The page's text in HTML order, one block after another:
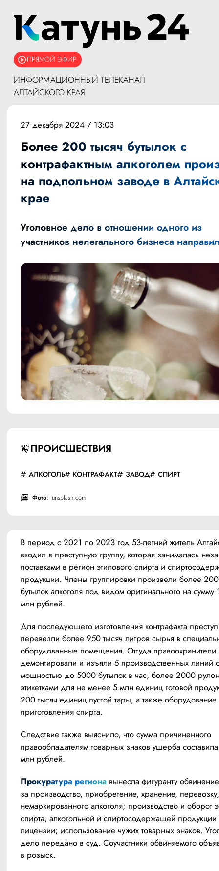
ПРЯМОЙ ЭФИР
ИНФОРМАЦИОННЫЙ ТЕЛЕКАНАЛ
АЛТАЙСКОГО КРАЯ
ПРОИСШЕСТВИЯ
АЛКОГОЛЬ КОНТРАФАКТ ЗАВОД СПИРТ
Фото: unsplash.com
27 декабря 2024 / 13:03
Более 200 тысяч бутылок с
контрафактным алкоголем
на подпольном заводе в
крае
Уголовное дело в отношении одного из
участников нелегального бизнеса
В период с 2021 по 2023 год 53-летний житель
входил в преступную группу, которая занималась
поставками в регион этилового спирта и
продукции. Члены группировки произвели более
бутылок алкоголя под видом оригинального на сумму
млн рублей.
Для последующего изготовления контрафакта
перевезли более 950 тысяч литров сырья в
оборудованные помещения. Оттуда правоохранители
демонтировали и изъяли 5 производственных линий
мощностью до 5000 бутылок в час, более 2000
этикетками для не менее 5 млн единиц готовой
200 тысяч единиц пустой тары, а также
приготовления спирта.
Следствие также выяснило, что сумма причиненного
правообладателям товарных знаков ущерба
млн рублей.
Прокуратура региона вынесла фигуранту обвинение
за производство, приобретение, хранение,
немаркированного алкоголя; производство и оборот
спирта, алкогольной и спиртосодержащей продукции
лицензии; использование чужих товарных знаков.
дело передано в суд. Соучастники обвиняемого
в розыск.